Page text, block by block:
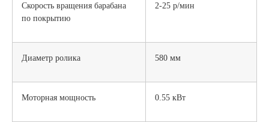
Скорость вращения барабана
по покрытию
2-25 р/мин
Диаметр ролика 580 мм
Моторная мощность 0.55 кВт